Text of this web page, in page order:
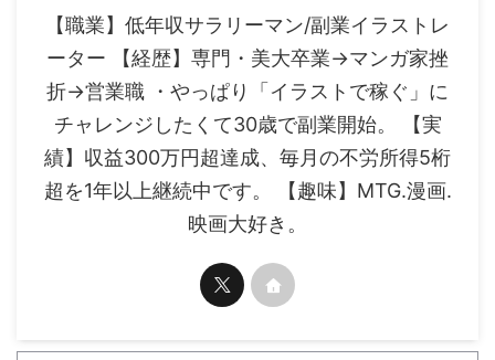
【職業】低年収サラリーマン/副業イラストレ
ーター 【経歴】専門・美大卒業→マンガ家挫
折→営業職 ・やっぱり「イラストで稼ぐ」に
チャレンジしたくて30歳で副業開始。 【実
績】収益300万円超達成、毎月の不労所得5桁
超を1年以上継続中です。 【趣味】MTG.漫画.
映画大好き。